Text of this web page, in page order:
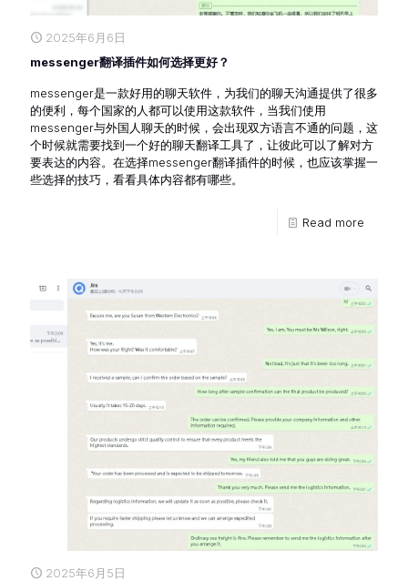
2025年6月6日
messenger翻译插件如何选择更好？
messenger是一款好用的聊天软件，为我们的聊天沟通提供了很多
的便利，每个国家的人都可以使用这款软件，当我们使用
messenger与外国人聊天的时候，会出现双方语言不通的问题，这
个时候就需要找到一个好的聊天翻译工具了，让彼此可以了解对方
要表达的内容。在选择messenger翻译插件的时候，也应该掌握一
些选择的技巧，看看具体内容都有哪些。
Read more
2025年6月5日